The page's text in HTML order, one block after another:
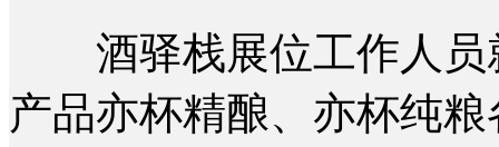
酒驿栈展位工作人员
产品亦杯精酿、亦杯纯